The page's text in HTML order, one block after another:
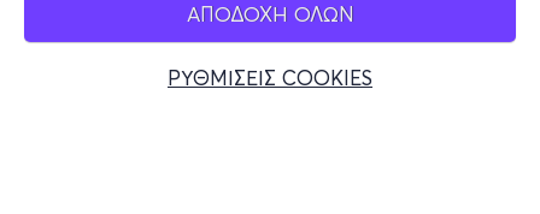
ΑΠΟΔΟΧΗ ΟΛΩΝ
ΡΥΘΜΙΣΕΙΣ COOKIES